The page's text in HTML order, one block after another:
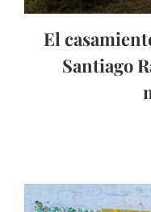
El
Santiago